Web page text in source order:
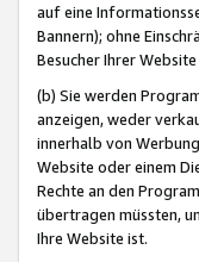
auf eine
Bannern); ohne
Besucher Ihrer
(b) Sie werden
anzeigen, weder
innerhalb von
Website oder einem
Rechte an den
übertragen müssten,
Ihre Website ist.